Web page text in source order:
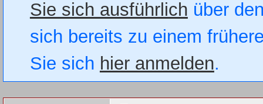
Sie sich ausführlich über
sich bereits zu einem
Sie sich hier anmelden.